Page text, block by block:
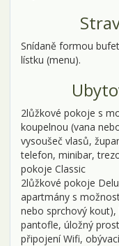
Snídaně formou
lístku (menu).
2lůžkové pokoje s
koupelnou (vana
vysoušeč vlasů,
telefon, minibar,
pokoje Classic
2lůžkové pokoje
apartmány s
nebo sprchový kout),
pantofle, úložný
připojení Wifi,